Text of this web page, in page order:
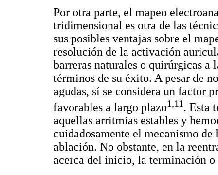
Por otra parte, el mapeo
tridimensional es otra de las
sus posibles ventajas sobre el
resolución de la activación
barreras naturales o quirúrgicas a
términos de su éxito. A pesar de
agudas, sí se considera un factor
favorables a largo plazo1,11. Esta
aquellas arritmias estables y
cuidadosamente el mecanismo
ablación. No obstante, en la
acerca del inicio, la terminación